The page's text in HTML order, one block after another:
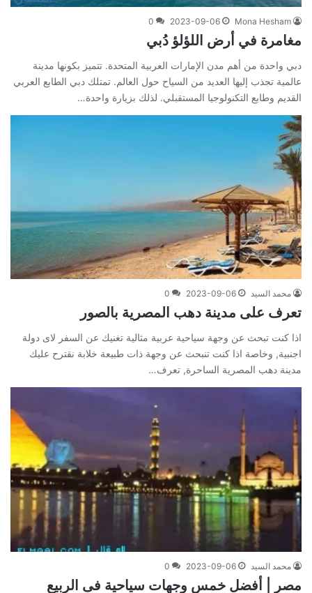
Mona Hesham
2023-09-06
0
مغامرة في أرض اللؤلؤ دُبي
دبي واحدة من أهم مدن الإمارات العربية المتحدة. تتميز بكونها مدينة
عالمية تجذب إليها العديد من السياح حول العالم. تمتلك دبي الطابع العربي
القديم وطابع التكنولوجيا المستقبلي. لذلك بزيارة واحدة…
محمد السيد 2023-09-06
0
تعرف على مدينة دهب المصرية بالصور
اذا كنت تبحث عن وجهة سياحية عربية مثالية تغنيك عن السفر لاى دولة
اجنبية, وخاصة اذا كنت تنبحث عن وجهة ذات طبيعة خلابة نقترح عليك
مدينة دهب المصرية الساحرة, تعرف…
محمد السيد 2023-09-06
0
مصر | أفضل خمس وجهات سياحية فى الربيع